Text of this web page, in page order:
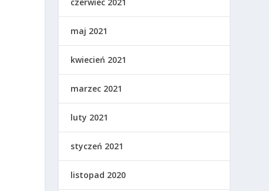
maj 2021
kwiecień 2021
marzec 2021
luty 2021
styczeń 2021
listopad 2020